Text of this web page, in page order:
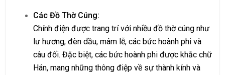
Các Đồ Thờ Cúng:
Chính điện được trang trí với nhiều đồ thờ cúng như
lư hương, đèn dầu, mâm lễ, các bức hoành phi và
câu đối. Đặc biệt, các bức hoành phi được khắc chữ
Hán, mang những thông điệp về sự thành kính và